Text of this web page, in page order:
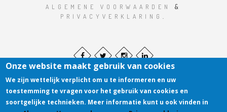
ALGEMENE VOORWAARDEN
&
PRIVACYVERKLARING
Onze website maakt gebruik van cookies
We zijn wettelijk verplicht om u te informeren en uw
toestemming te vragen voor het gebruik van cookies en
soortgelijke technieken. Meer informatie kunt u ook vinden in